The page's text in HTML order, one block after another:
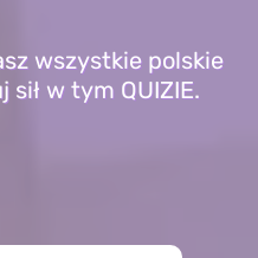
wszystkie polskie
sił w tym QUIZIE.